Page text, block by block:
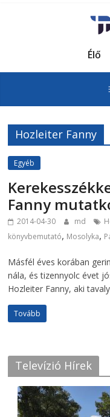
honlapja
Élő
Hozleiter Fanny
Egyéb
Fanny
2014-04-30 md
könyvbemutató, Mosolyka,
Másfél éves korában
nála, és tizennyolc évet
Hozleiter Fanny, aki
Tovább
Televízió Hírek